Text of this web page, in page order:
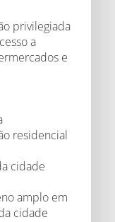
privilegiada
a
e
residencial
cidade
amplo em
cidade